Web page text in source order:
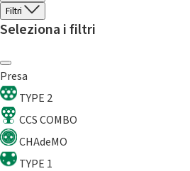
Filtri
Seleziona i filtri
Presa
TYPE 2
CCS COMBO
CHAdeMO
TYPE 1